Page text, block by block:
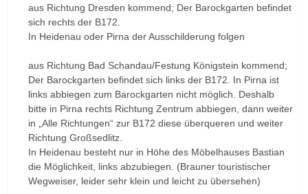
aus Richtung Dresden kommend; Der Barockgarten befindet
sich rechts der B172.
In Heidenau oder Pirna der Ausschilderung folgen
aus Richtung Bad Schandau/Festung Königstein kommend;
Der Barockgarten befindet sich links der B172. In Pirna ist
links abbiegen zum Barockgarten nicht möglich. Deshalb
bitte in Pirna rechts Richtung Zentrum abbiegen, dann weiter
in „Alle Richtungen“ zur B172 diese überqueren und weiter
Richtung Großsedlitz.
In Heidenau besteht nur in Höhe des Möbelhauses Bastian
die Möglichkeit, links abzubiegen. (Brauner touristischer
Wegweiser, leider sehr klein und leicht zu übersehen)